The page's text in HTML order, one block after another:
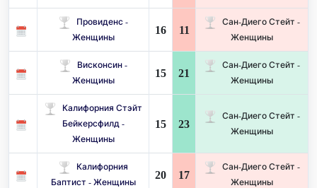
Провиденс -
Женщины
16 11
Сан-Диего Стейт -
Женщины
Висконсин -
Женщины
15 21
Сан-Диего Стейт -
Женщины
Калифорния Стэйт
Бейкерсфилд -
Женщины
15 23
Сан-Диего Стейт -
Женщины
Калифорния
Баптист - Женщины
20 17
Сан-Диего Стейт -
Женщины